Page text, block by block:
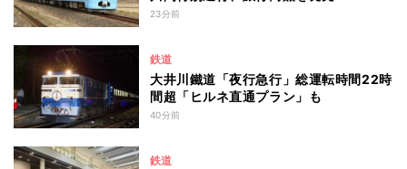
23分前
鉄道
大井川鐵道「夜行急行」総運転時間22時
間超「ヒルネ直通プラン」も
40分前
鉄道